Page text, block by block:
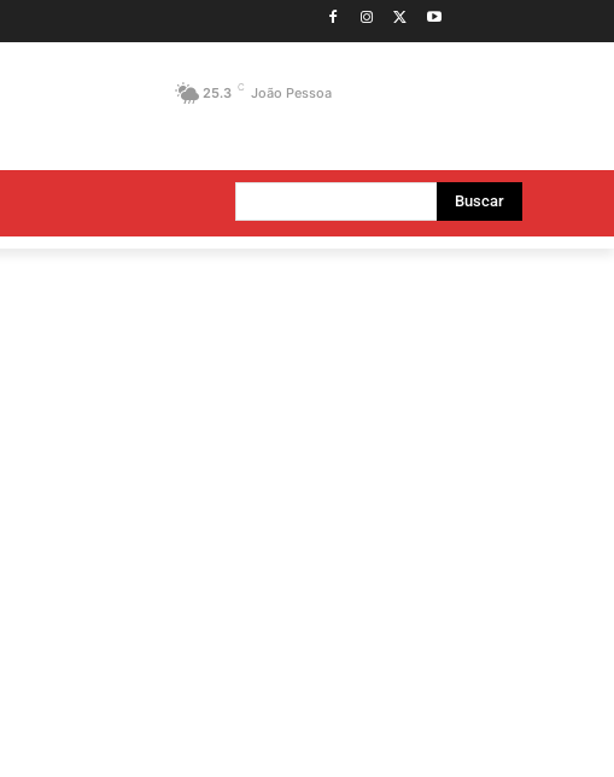
25.3 C João Pessoa
Buscar